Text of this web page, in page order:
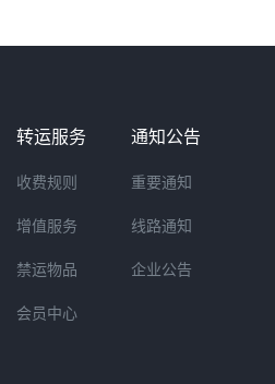
转运服务
收费规则
增值服务
禁运物品
会员中心
通知公告
重要通知
线路通知
企业公告